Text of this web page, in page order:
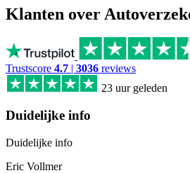
Klanten over
Trustscore 4.7 | 3036 reviews
23 uur geleden
Duidelijke info
Duidelijke info
Eric Vollmer